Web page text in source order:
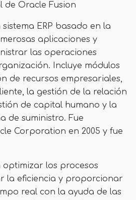
de Oracle Fusion
ERP basado en la
aplicaciones y
las operaciones
Incluye módulos
de recursos empresariales,
la gestión de la relación
de capital humano y la
de suministro. Fue
Corporation en 2005 y fue
optimizar los procesos
la eficiencia y proporcionar
real con la ayuda de las